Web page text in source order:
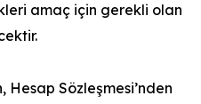
amaç için gerekli olan
Sözleşmesi’nden